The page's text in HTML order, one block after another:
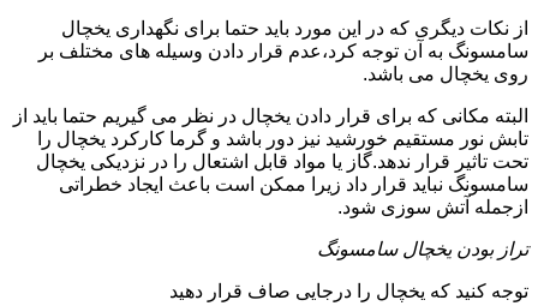
از نکات دیگری که در این مورد باید حتما برای نگهداری یخچال
سامسونگ به آن توجه کرد،عدم قرار دادن وسیله های مختلف بر
روی یخچال می باشد.
البته مکانی که برای قرار دادن یخچال در نظر می گیریم حتما باید از
تابش نور مستقیم خورشید نیز دور باشد و گرما کارکرد یخچال را
تحت تاثیر قرار ندهد.گاز یا مواد قابل اشتعال را در نزدیکی یخچال
سامسونگ نباید قرار داد زیرا ممکن است باعث ایجاد خطراتی
ازجمله آتش سوزی شود.
تراز بودن یخچال سامسونگ
توجه کنید که یخچال را درجایی صاف قرار دهید